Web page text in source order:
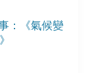
：《氣候變